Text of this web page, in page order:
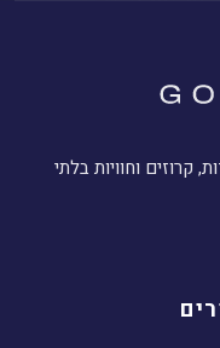
וחוויות בלתי